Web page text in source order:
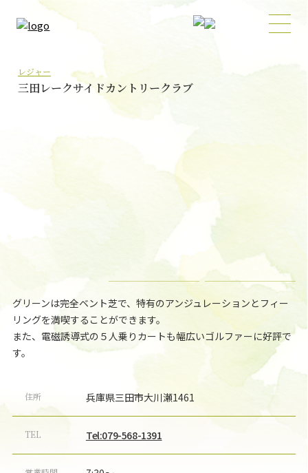
レジャー
三田レークサイドカントリークラブ
グリーンは完全ベント芝で、特有のアンジュレーションとフィー
リングを満喫することができます。
また、電磁誘導式の５人乗りカートも幅広いゴルファーに好評で
す。
住所 兵庫県三田市大川瀬1461
TEL Tel:079-568-1391